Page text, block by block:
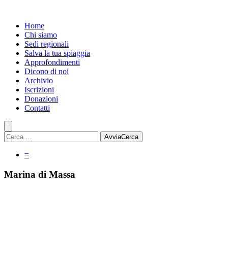
Home
Chi siamo
Sedi regionali
Salva la tua spiaggia
Approfondimenti
Dicono di noi
Archivio
Iscrizioni
Donazioni
Contatti
AvviaCerca
=
Marina di Massa